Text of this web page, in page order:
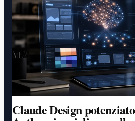
Claude Design